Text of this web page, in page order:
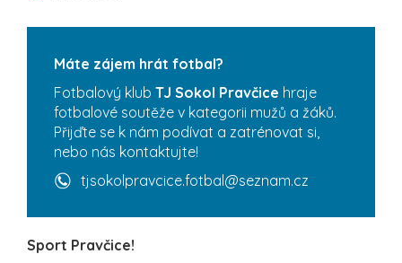
Máte zájem hrát fotbal?
Fotbalový klub TJ Sokol Pravčice hraje
fotbalové soutěže v kategorii mužů a žáků.
Přijďte se k nám podívat a zatrénovat si,
nebo nás kontaktujte!
tjsokolpravcice.fotbal@seznam.cz
Sport Pravčice!